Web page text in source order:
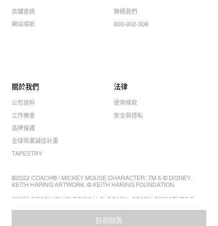
目前缺貨
店舖查詢
網站導航
聯絡我們
800-902-308
關於我們
公司資料
工作機會
品牌保護
全球商業誠信計畫
TAPESTRY
法律
使用條款
安全與隱私
©2022 COACH® / MICKEY MOUSE CHARACTER: TM & © DISNEY.
KEITH HARING ARTWORK: © KEITH HARING FOUNDATION.
©2022 COACH IP HOLDINGS LLC. COACH, COACH SIGNATURE C